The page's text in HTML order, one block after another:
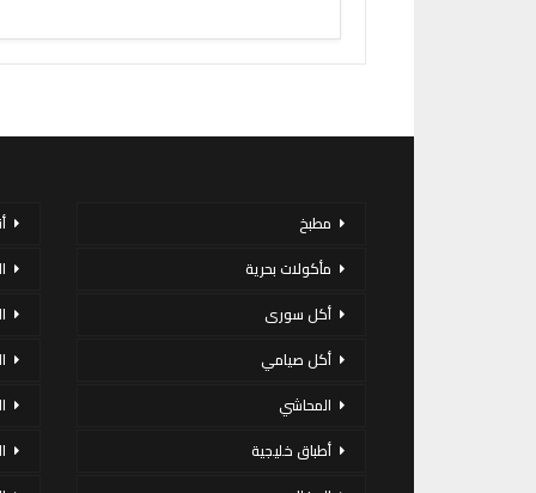
مطبخ
مأكولات بحرية
أكل سورى
أكل صيامي
المحاشي
أطباق خليجية